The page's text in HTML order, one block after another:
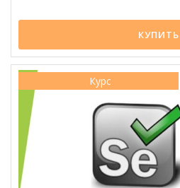
КУПИТЬ
Курс